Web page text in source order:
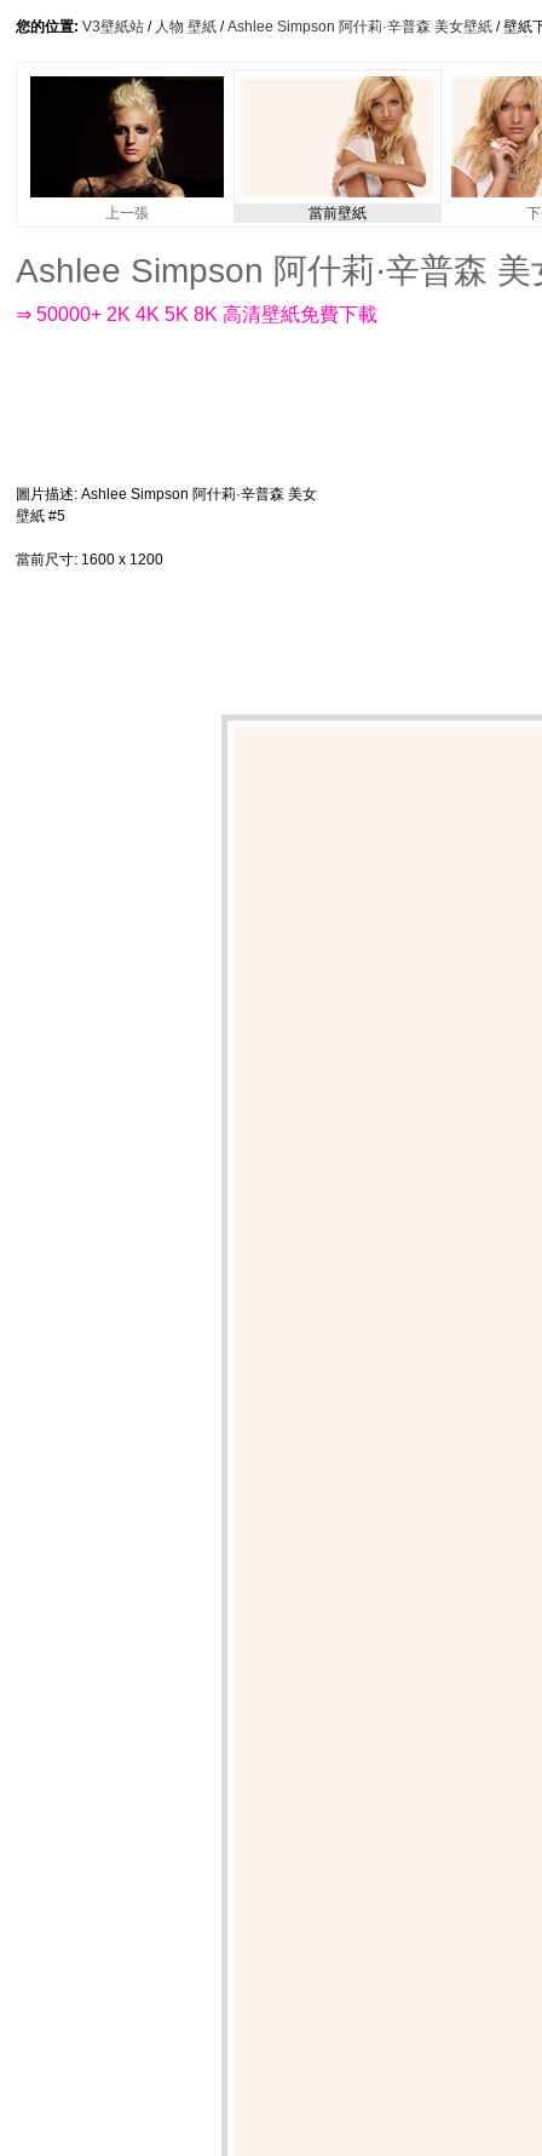
您的位置: V3壁紙站 / 人物 壁紙 /Ashlee Simpson 阿什莉·辛普森 美女壁紙 / 壁紙
上一張 當前壁紙
Ashlee Simpson 阿什莉·辛普森
⇒ 50000+ 2K 4K 5K 8K 高清壁紙免費下載
圖片描述: Ashlee Simpson 阿什莉·辛普森 美女
壁紙 #5
當前尺寸: 1600 x 1200